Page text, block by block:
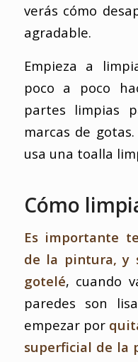
verás cómo
agradable.
Empieza a
poco a poco
partes limpias
marcas de
usa una toalla
Cómo
Es importante
de la pintura, y
gotelé, cuando
paredes son
empezar por
superficial de la